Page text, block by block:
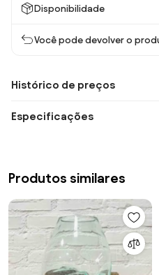
Disponibilidade
Você pode devolver o
Histórico de preços
Especificações
Produtos similares